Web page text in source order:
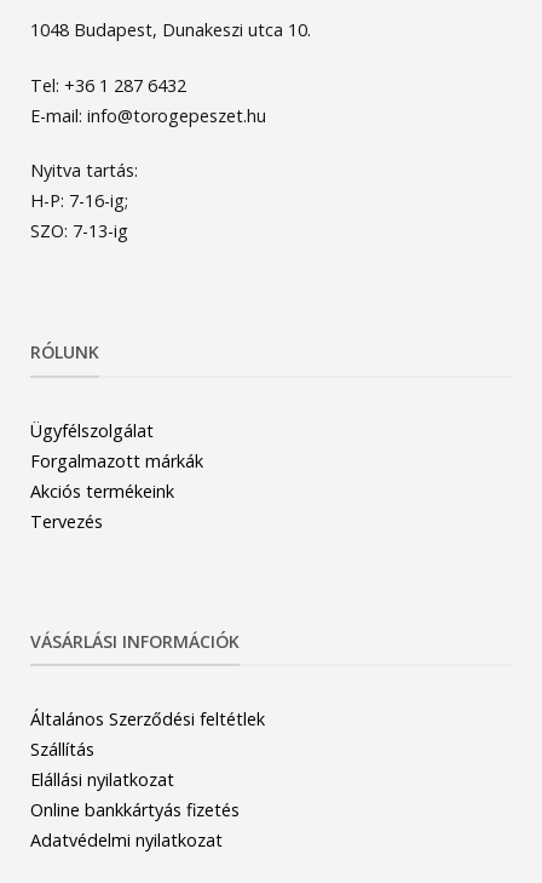
1048 Budapest, Dunakeszi utca 10.
Tel: +36 1 287 6432
E-mail: info@torogepeszet.hu
Nyitva tartás:
H-P: 7-16-ig;
SZO: 7-13-ig
RÓLUNK
Ügyfélszolgálat
Forgalmazott márkák
Akciós termékeink
Tervezés
VÁSÁRLÁSI INFORMÁCIÓK
Általános Szerződési feltétlek
Szállítás
Elállási nyilatkozat
Online bankkártyás fizetés
Adatvédelmi nyilatkozat